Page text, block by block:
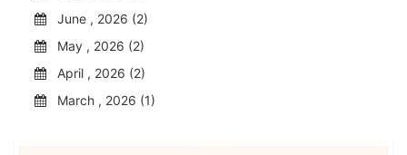
June , 2026 (2)
May , 2026 (2)
April , 2026 (2)
March , 2026 (1)